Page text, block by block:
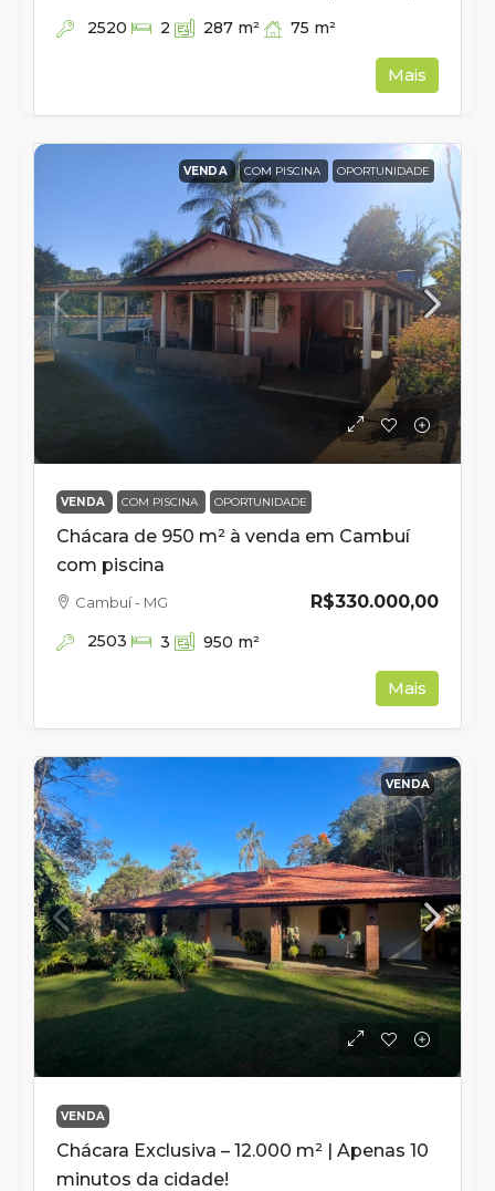
2520 2 287 m² 75 m²
Mais
VENDA COM PISCINA OPORTUNIDADE
VENDA COM PISCINA OPORTUNIDADE
Chácara de 950 m² à venda em Cambuí
com piscina
R$330.000,00
Cambuí - MG
2503 3 950 m²
Mais
VENDA
VENDA
Chácara Exclusiva – 12.000 m² | Apenas 10
minutos da cidade!